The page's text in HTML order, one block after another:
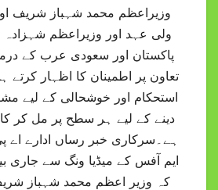
وزیراعظم محمد شہباز شریف
ولی عہد اور وزیراعظم
پاکستان اور سعودی عرب کے
تعاون پر اطمینان کا اظہار
استحکام اور خوشحالی کے لیے
دینے کے لیے ہر سطح پر مل کر
ہے۔سرکاری خبر رساں ادارے اے
ایم آفس کے میڈیا ونگ سے جاری
کہ وزیر اعظم محمد شہباز